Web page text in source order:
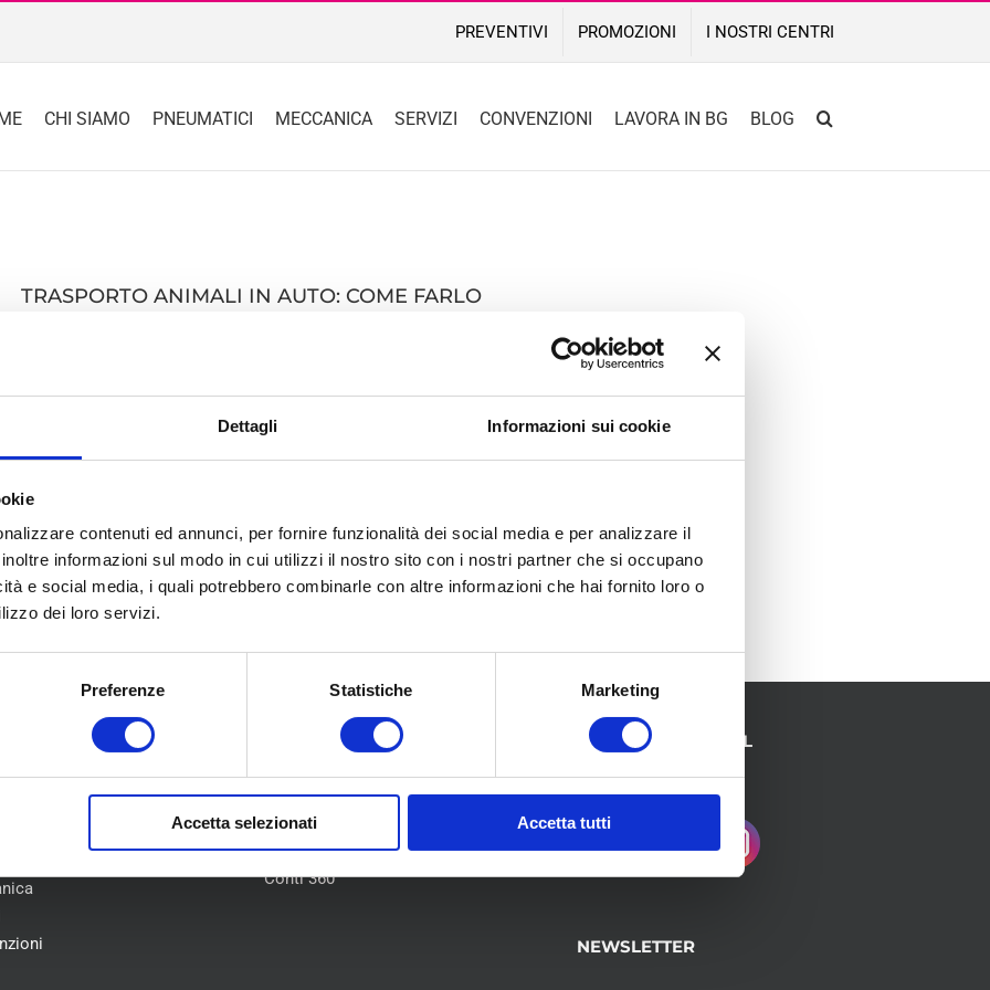
Dettagli Informazioni sui cookie
contenuti ed annunci, per fornire funzionalità dei social media e per analizzare il
informazioni sul modo in cui utilizzi il nostro sito con i nostri partner che si occupano
e social media, i quali potrebbero combinarle con altre informazioni che hai fornito loro o
dei loro servizi.
Preferenze Statistiche Marketing
Accetta selezionati Accetta tutti
PREVENTIVI PROMOZIONI I NOSTRI CENTRI
CHI SIAMO PNEUMATICI MECCANICA SERVIZI CONVENZIONI LAVORA IN BG BLOG
TRASPORTO ANIMALI IN AUTO: COME FARLO
Read More
COLLABORAZIONI
Flotte Leasing
Gruppo Hera
Conti 360°
SEGUICI SUI SOCIAL
NEWSLETTER